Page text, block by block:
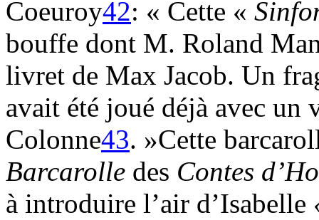
Coeuroy42: « Cette «
bouffe dont M. Roland
livret de Max Jacob. Un
avait été joué déjà avec un
Colonne43. »Cette
Barcarolle des Contes
à introduire l’air d’Isabelle